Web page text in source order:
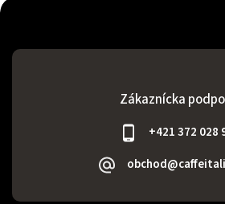
Zákaznícka
+421 372 028